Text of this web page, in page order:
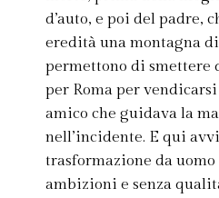
d’auto, e poi del padre,
eredità una montagna
permettono di smettere
per Roma per
amico che guidava la
nell’incidente. E qui
trasformazione da
ambizioni e senza